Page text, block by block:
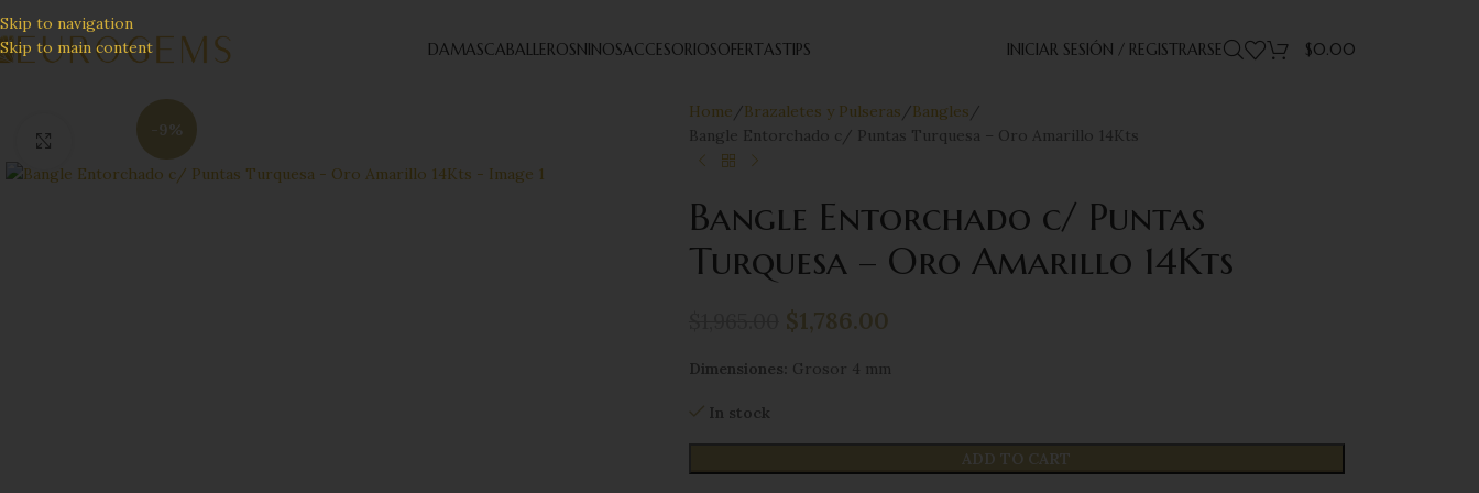
Skip to navigation
Skip to main content
DAMASCABALLEROSNINOSACCESORIOSOFERTASTIPS INICIAR SESIÓN / REGISTRARSE $0.00
-9%
Click to enlarge
Home Brazaletes y Pulseras
Bangles
Bangle Entorchado c/ Puntas Turquesa – Oro Amarillo 14Kts
Bangle Entorchado c/ Puntas
Turquesa – Oro Amarillo 14Kts
$1,786.00
Dimensiones: Grosor 4 mm
In stock
ADD TO CART